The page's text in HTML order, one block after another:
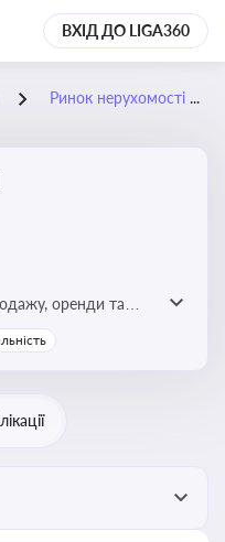
ВХІД ДО LIGA360
Ринок нерухомості
оренди та
для бізнесу,
об’єктів майна